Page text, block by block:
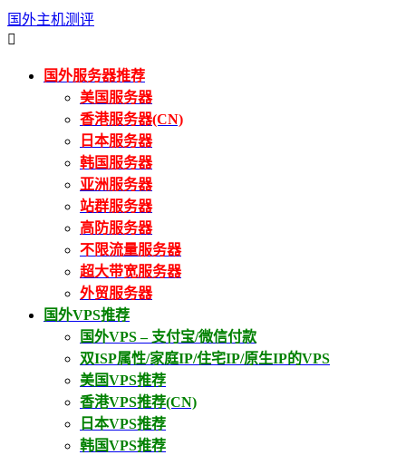
国外主机测评

国外服务器推荐
美国服务器
香港服务器(CN)
日本服务器
韩国服务器
亚洲服务器
站群服务器
高防服务器
不限流量服务器
超大带宽服务器
外贸服务器
国外VPS推荐
国外VPS – 支付宝/微信付款
双ISP属性/家庭IP/住宅IP/原生IP的VPS
美国VPS推荐
香港VPS推荐(CN)
日本VPS推荐
韩国VPS推荐